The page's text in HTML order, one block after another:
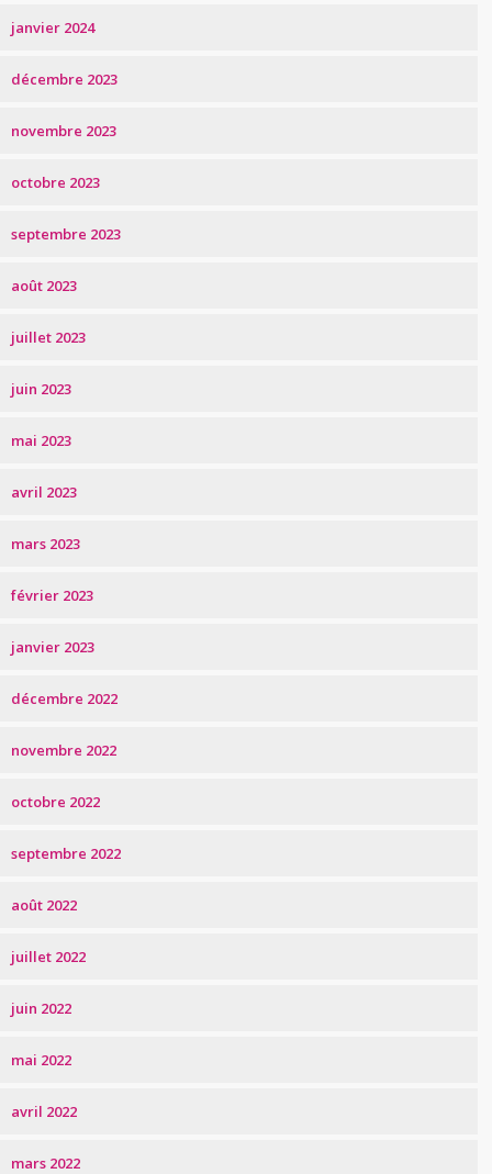
janvier 2024
décembre 2023
novembre 2023
octobre 2023
septembre 2023
août 2023
juillet 2023
juin 2023
mai 2023
avril 2023
mars 2023
février 2023
janvier 2023
décembre 2022
novembre 2022
octobre 2022
septembre 2022
août 2022
juillet 2022
juin 2022
mai 2022
avril 2022
mars 2022